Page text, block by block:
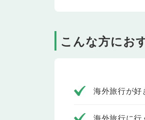
Lesson 9 買い物(2)
Lesson 11 買い物
こんな方にお
海外旅行が好